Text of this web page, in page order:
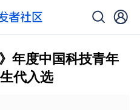
年度中国科技青年
代入选